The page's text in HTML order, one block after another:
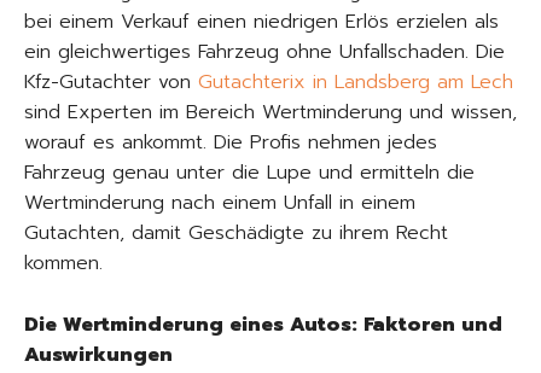
bei einem Verkauf einen niedrigen Erlös erzielen als
ein gleichwertiges Fahrzeug ohne Unfallschaden. Die
Kfz-Gutachter von Gutachterix in Landsberg am Lech
sind Experten im Bereich Wertminderung und wissen,
worauf es ankommt. Die Profis nehmen jedes
Fahrzeug genau unter die Lupe und ermitteln die
Wertminderung nach einem Unfall in einem
Gutachten, damit Geschädigte zu ihrem Recht
kommen.
Die Wertminderung eines Autos: Faktoren und
Auswirkungen